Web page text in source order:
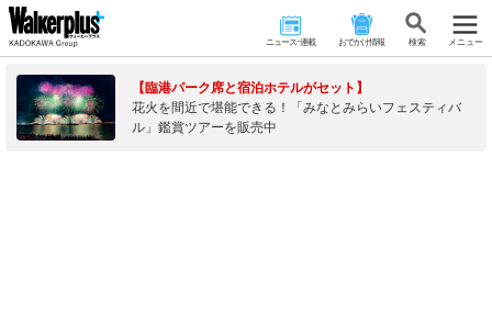
ニュース･連載 おでかけ情報 検 索 メニュー
【臨港パーク席と宿泊ホテルがセット】
花火を間近で堪能できる！「みなとみらいフェスティバ
ル」鑑賞ツアーを販売中